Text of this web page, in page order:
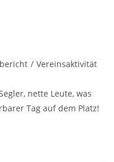
/ Vereinsaktivität
nette Leute, was
Tag auf dem Platz!